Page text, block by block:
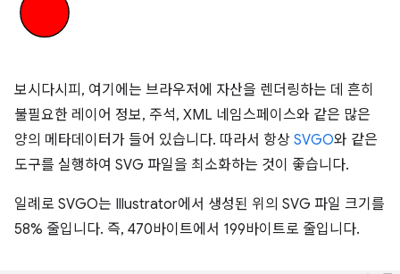
보시다시피, 여기에는 브라우저에 자산을 렌더링하는 데 흔히
불필요한 레이어 정보, 주석, XML 네임스페이스와 같은 많은
양의 메타데이터가 들어 있습니다. 따라서 항상 SVGO와 같은
도구를 실행하여 SVG 파일을 최소화하는 것이 좋습니다.
일례로 SVGO는 Illustrator에서 생성된 위의 SVG 파일 크기를
58% 줄입니다. 즉, 470바이트에서 199바이트로 줄입니다.